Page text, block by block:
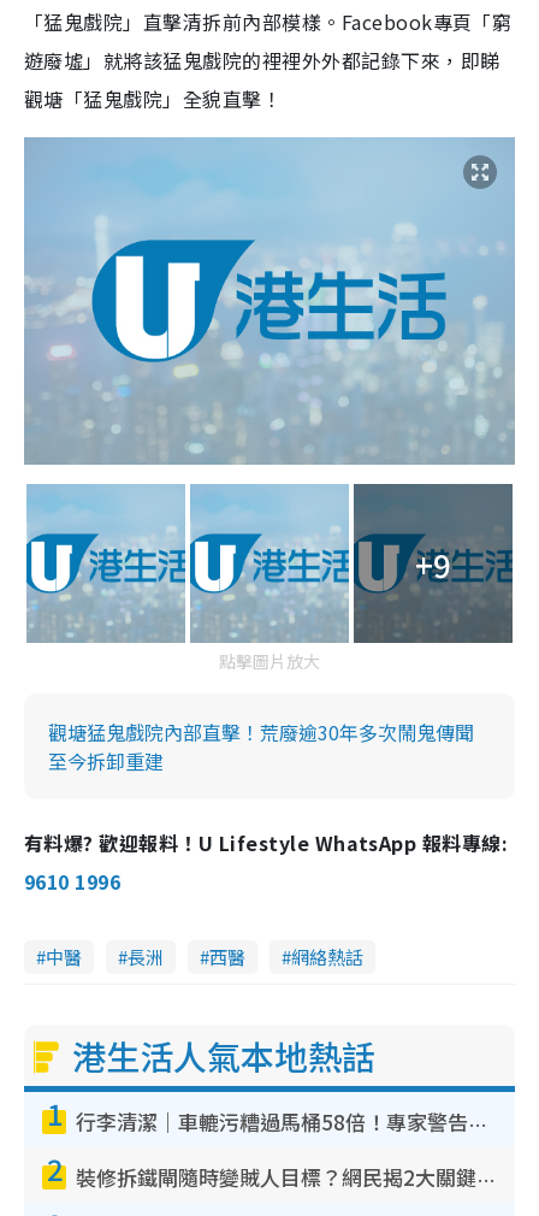
「猛鬼戲院」直擊清拆前內部模樣。Facebook專頁「窮
遊廢墟」就將該猛鬼戲院的裡裡外外都記錄下來，即睇
觀塘「猛鬼戲院」全貌直擊！
+9
點擊圖片放大
觀塘猛鬼戲院內部直擊！荒廢逾30年多次鬧鬼傳聞
至今拆卸重建
有料爆? 歡迎報料！U Lifestyle WhatsApp 報料專線:
9610 1996
中醫 長洲 西醫 網絡熱話
港生活人氣本地熱話
1 行李清潔｜車轆污糟過馬桶58倍！專家警告忌用酒精抹 教1招免污手除菌
2 裝修拆鐵閘隨時變賊人目標？網民揭2大關鍵用途：裝新式等於白裝？附新舊鐵閘分別